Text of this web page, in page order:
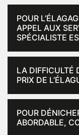
POUR
APPEL AUX
SPÉCIALISTE
LA DIFFICULTÉ
PRIX DE
POUR
ABORDABLE,